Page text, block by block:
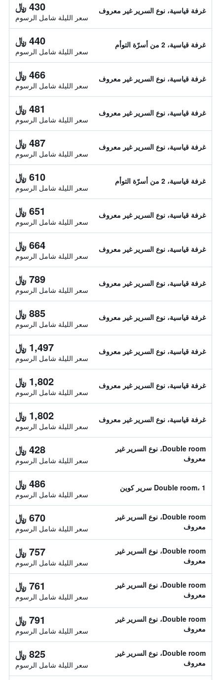
غرفة قياسية، نوع السرير غير معروف 430 ﷼
سعر الليلة شامل الرسوم
غرفة قياسية، 2 من أسرّة التوأم 440 ﷼
سعر الليلة شامل الرسوم
غرفة قياسية، نوع السرير غير معروف 466 ﷼
سعر الليلة شامل الرسوم
غرفة قياسية، نوع السرير غير معروف 481 ﷼
سعر الليلة شامل الرسوم
غرفة قياسية، نوع السرير غير معروف 487 ﷼
سعر الليلة شامل الرسوم
غرفة قياسية، 2 من أسرّة التوأم 610 ﷼
سعر الليلة شامل الرسوم
غرفة قياسية، نوع السرير غير معروف 651 ﷼
سعر الليلة شامل الرسوم
غرفة قياسية، نوع السرير غير معروف 664 ﷼
سعر الليلة شامل الرسوم
غرفة قياسية، نوع السرير غير معروف 789 ﷼
سعر الليلة شامل الرسوم
غرفة قياسية، نوع السرير غير معروف 885 ﷼
سعر الليلة شامل الرسوم
غرفة قياسية، نوع السرير غير معروف 1,497 ﷼
سعر الليلة شامل الرسوم
غرفة قياسية، نوع السرير غير معروف 1,802 ﷼
سعر الليلة شامل الرسوم
غرفة قياسية، نوع السرير غير معروف 1,802 ﷼
سعر الليلة شامل الرسوم
Double room، نوع السرير غير
معروف
428 ﷼
سعر الليلة شامل الرسوم
Double room، 1 سرير كوين 486 ﷼
سعر الليلة شامل الرسوم
Double room، نوع السرير غير
معروف
670 ﷼
سعر الليلة شامل الرسوم
Double room، نوع السرير غير
معروف
757 ﷼
سعر الليلة شامل الرسوم
Double room، نوع السرير غير
معروف
761 ﷼
سعر الليلة شامل الرسوم
Double room، نوع السرير غير
معروف
791 ﷼
سعر الليلة شامل الرسوم
Double room، نوع السرير غير
معروف
825 ﷼
سعر الليلة شامل الرسوم